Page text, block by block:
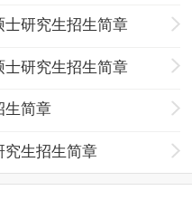
士研究生招生简章
士研究生招生简章
生简章
究生招生简章